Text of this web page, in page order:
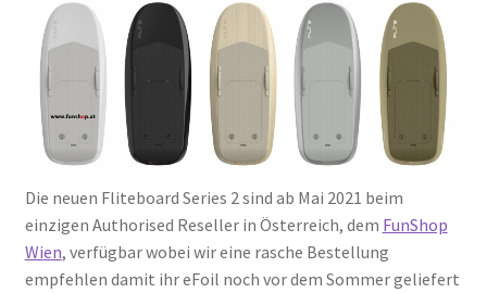
Die neuen Fliteboard Series 2 sind ab Mai 2021 beim
einzigen Authorised Reseller in Österreich, dem FunShop
Wien, verfügbar wobei wir eine rasche Bestellung
empfehlen damit ihr eFoil noch vor dem Sommer geliefert